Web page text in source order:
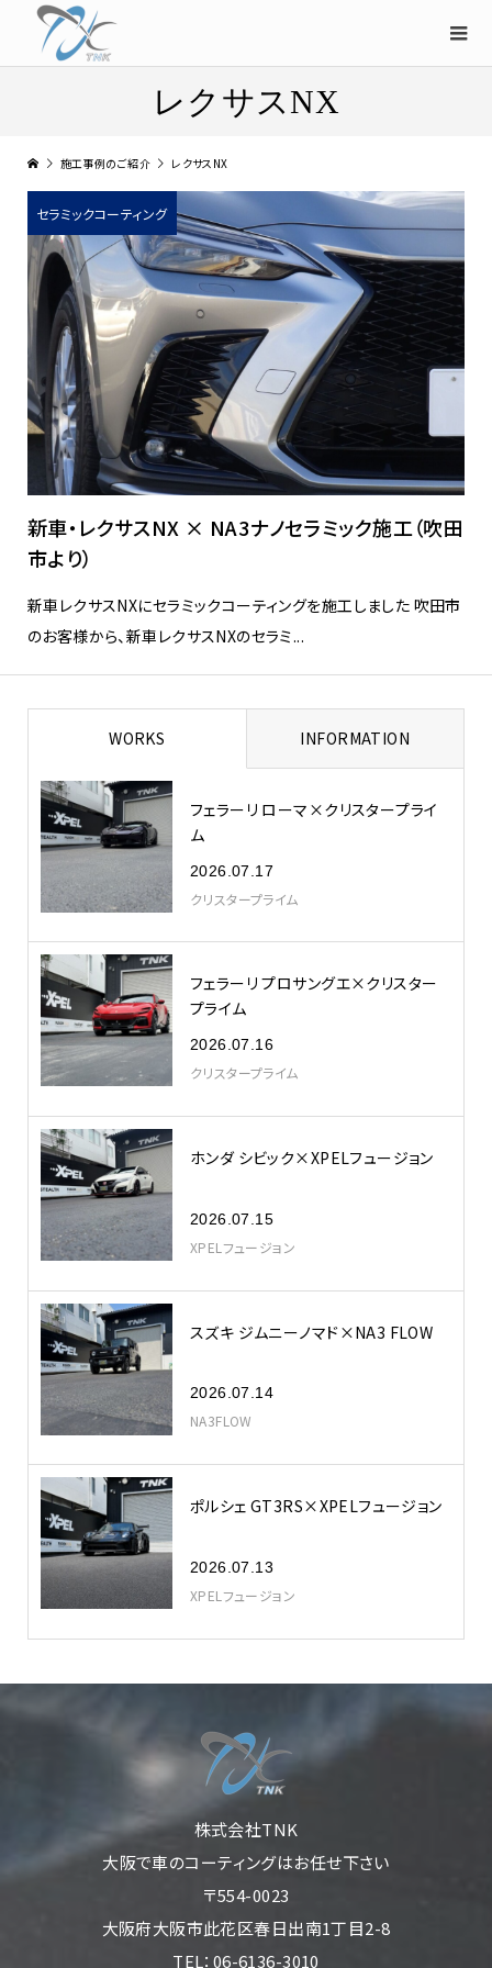
レクサスNX
施工事例のご紹介 レクサスNX
セラミックコーティング
新車・レクサスNX × NA3ナノセラミック施工（吹田
市より）
新車レクサスNXにセラミックコーティングを施工しました 吹田市
のお客様から、新車レクサスNXのセラミ...
WORKS INFORMATION
フェラーリ ローマ×クリスタープライ
ム
2026.07.17
クリスタープライム
フェラーリ プロサングエ×クリスター
プライム
2026.07.16
クリスタープライム
ホンダ シビック×XPELフュージョン
2026.07.15
XPELフュージョン
スズキ ジムニーノマド×NA3 FLOW
2026.07.14
NA3FLOW
ポルシェ GT3RS×XPELフュージョン
2026.07.13
XPELフュージョン
株式会社TNK
大阪で車のコーティングはお任せ下さい
〒554-0023
大阪府大阪市此花区春日出南1丁目2-8
TEL：06-6136-3010